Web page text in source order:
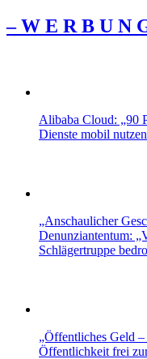
– W Ε R Β U Ν
Alibaba Cloud: „90
Dienste mobil
„Anschaulicher
Denunziantentum:
Schlägertruppe
„Öffentliches Geld
Öffentlichkeit frei